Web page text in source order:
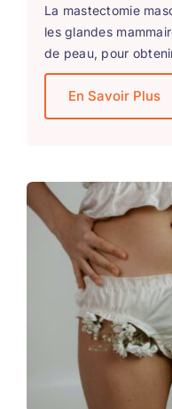
La mastectomie
les glandes
de peau, pour
En Savoir Plus